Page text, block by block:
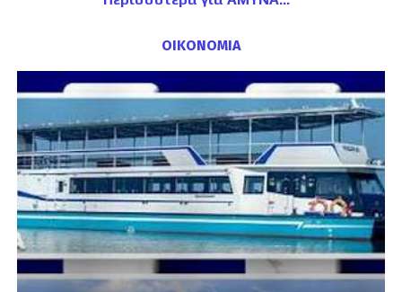
ΟΙΚΟΝΟΜΙΑ